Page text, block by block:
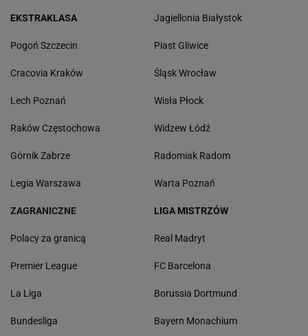
EKSTRAKLASA
Pogoń Szczecin
Cracovia Kraków
Lech Poznań
Raków Częstochowa
Górnik Zabrze
Legia Warszawa
Jagiellonia Białystok
Piast Gliwice
Śląsk Wrocław
Wisła Płock
Widzew Łódź
Radomiak Radom
Warta Poznań
ZAGRANICZNE
Polacy za granicą
Premier League
La Liga
Bundesliga
LIGA MISTRZÓW
Real Madryt
FC Barcelona
Borussia Dortmund
Bayern Monachium